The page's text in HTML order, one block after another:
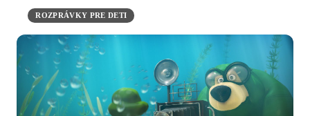
ROZPRÁVKY PRE DETI